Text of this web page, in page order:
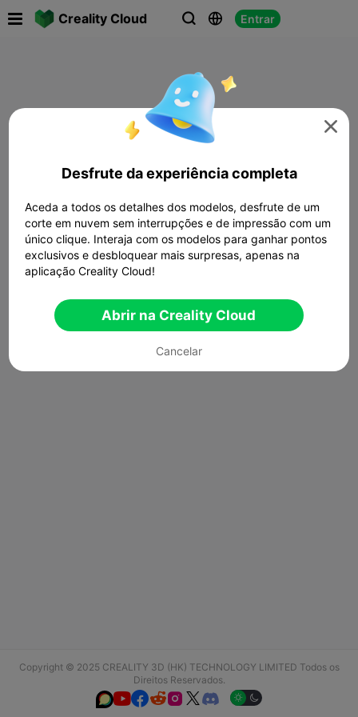
Creality Cloud   Entrar
Copyright © 2025 CREALITY 3D (HK) TECHNOLOGY LIMITED Todos os
Direitos Reservados.
  

Desfrute da experiência completa
Aceda a todos os detalhes dos modelos, desfrute de um
corte em nuvem sem interrupções e de impressão com um
único clique. Interaja com os modelos para ganhar pontos
exclusivos e desbloquear mais surpresas, apenas na
aplicação Creality Cloud!
Abrir na Creality Cloud
Cancelar